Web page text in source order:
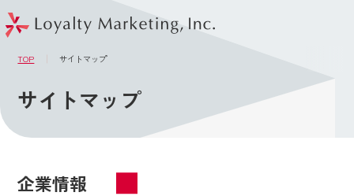
TOP サイトマップ
サイトマップ
企業情報